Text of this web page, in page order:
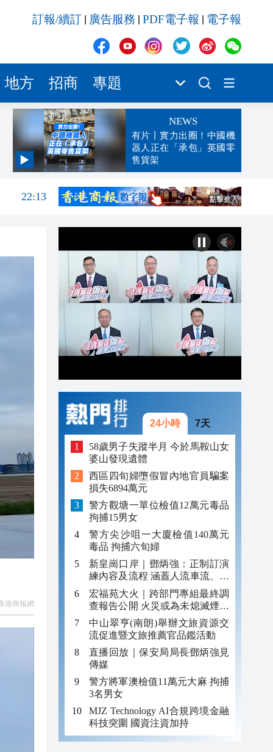
訂報/續訂 廣告服務 PDF電子報 電子報
地方 招商 專題
NEWS
有片丨實力出圈！中國機
器人正在「承包」英國零
售貨架
22:22
22:13
港商報網
24小時 7天
58歲男子失蹤半月 今於馬鞍山女
婆山發現遺體
西區四旬婦墮假冒內地官員騙案
損失6894萬元
警方觀塘一單位檢值12萬元毒品
拘捕15男女
警方尖沙咀一大廈檢值140萬元
毒品 拘捕六旬婦
新皇崗口岸｜鄧炳強：正制訂演
練內容及流程 涵蓋人流車流、緊
急應變等
宏福苑大火｜跨部門專組最終調
查報告公開 火災或為未熄滅煙頭
引發
中山翠亨(南朗)舉辦文旅資源交
流促進暨文旅推薦官品鑑活動
直播回放｜保安局局長鄧炳強見
傳媒
警方將軍澳檢值11萬元大麻 拘捕
3名男女
MJZ Technology AI合規跨境金融
科技突圍 國資注資加持